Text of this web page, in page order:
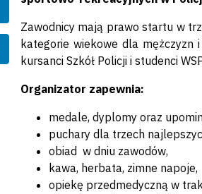
Szukaj
Zawodnicy mają prawo startu w
kategorie wiekowe dla mężczyzn
kursanci Szkół Policji i studenci
Organizator zapewnia:
medale, dyplomy oraz
puchary dla trzech
obiad w dniu zawodów,
kawa, herbata, zimne napoje,
opiekę przedmedyczną w